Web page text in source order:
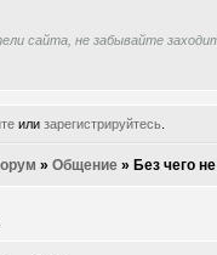
сайта, не забывайте
или зарегистрируйтесь.
»Общение »Без чего